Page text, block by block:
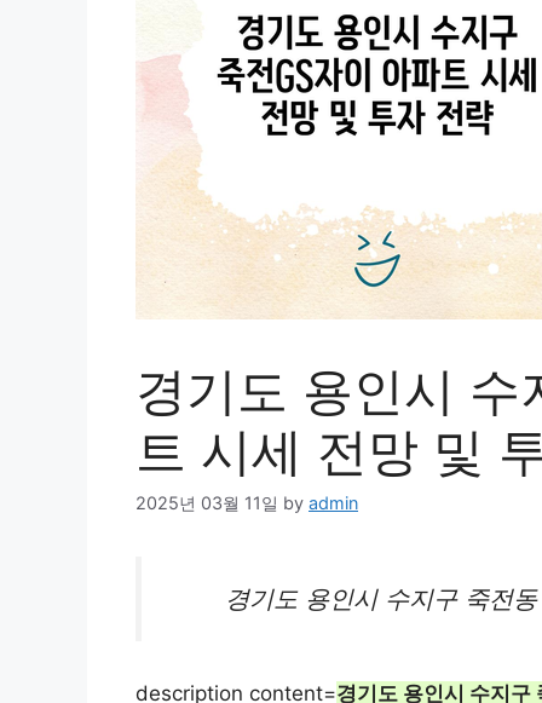
경기도 용인시 수
트 시세 전망 및
2025년 03월 11일 by admin
경기도 용인시 수지구 죽전
description content=경기도 용인시 수지구